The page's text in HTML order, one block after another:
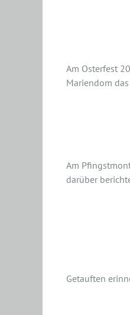
Am Osterfest
Mariendom
Am
darüber
Getauften